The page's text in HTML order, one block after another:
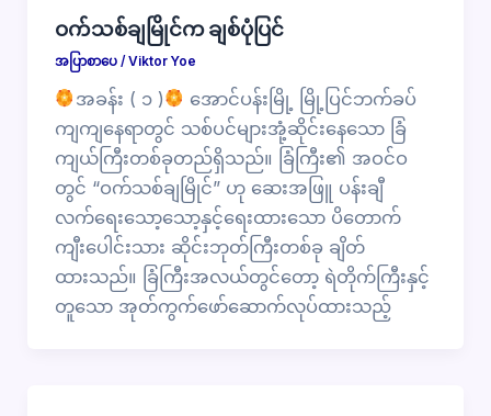
ဝက်သစ်ချမြိုင်က ချစ်ပုံပြင်
အပြာစာပေ/ Viktor Yoe
အခန်း ( ၁ )
အောင်ပန်းမြို့ မြို့ပြင်ဘက်ခပ်
ကျကျနေရာတွင် သစ်ပင်များအုံ့ဆိုင်းနေသော ခြံ
ကျယ်ကြီးတစ်ခုတည်ရှိသည်။ ခြံကြီး၏ အဝင်ဝ
တွင် “ဝက်သစ်ချမြိုင်” ဟု ဆေးအဖြူ ပန်းချီ
လက်ရေးသော့သော့နှင့်ရေးထားသော ပိတောက်
ကျီးပေါင်းသား ဆိုင်းဘုတ်ကြီးတစ်ခု ချိတ်
ထားသည်။ ခြံကြီးအလယ်တွင်တော့ ရဲတိုက်ကြီးနှင့်
တူသော အုတ်ကွက်ဖော်ဆောက်လုပ်ထားသည့်